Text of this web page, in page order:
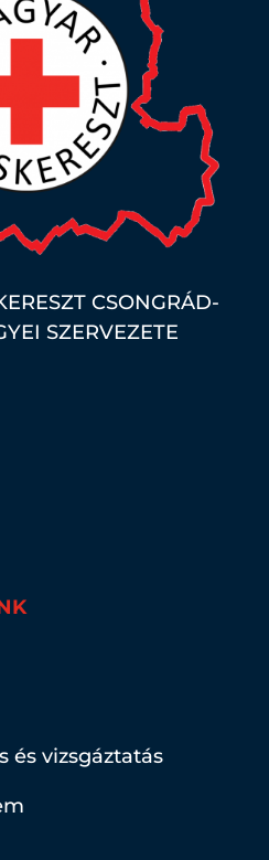
CSONGRÁD-
SZERVEZETE
és vizsgáztatás